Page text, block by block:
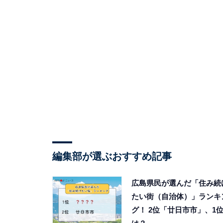
編集部が選ぶおすすめ記事
広島県民が選んだ「住み続
たい街（自治体）」ランキ
グ！ 2位「廿日市市」、1位